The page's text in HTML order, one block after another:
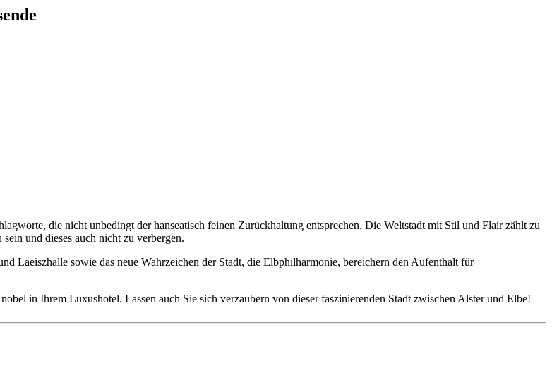
die nicht unbedingt der hanseatisch feinen Zurückhaltung entsprechen. Die Weltstadt mit Stil und Flair zählt zu
und dieses auch nicht zu verbergen.
Laeiszhalle sowie das neue Wahrzeichen der Stadt, die Elbphilharmonie, bereichern den Aufenthalt für
in Ihrem Luxushotel. Lassen auch Sie sich verzaubern von dieser faszinierenden Stadt zwischen Alster und Elbe!